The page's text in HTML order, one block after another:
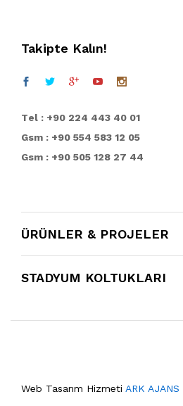
Takipte Kalın!
Tel : +90 224 443 40 01
Gsm : +90 554 583 12 05
Gsm : +90 505 128 27 44
ÜRÜNLER & PROJELER
STADYUM KOLTUKLARI
Web Tasarım Hizmeti ARK AJANS